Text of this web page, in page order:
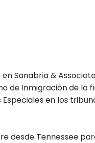
Sanabria &
de Inmigración de la
en los
desde Tennessee